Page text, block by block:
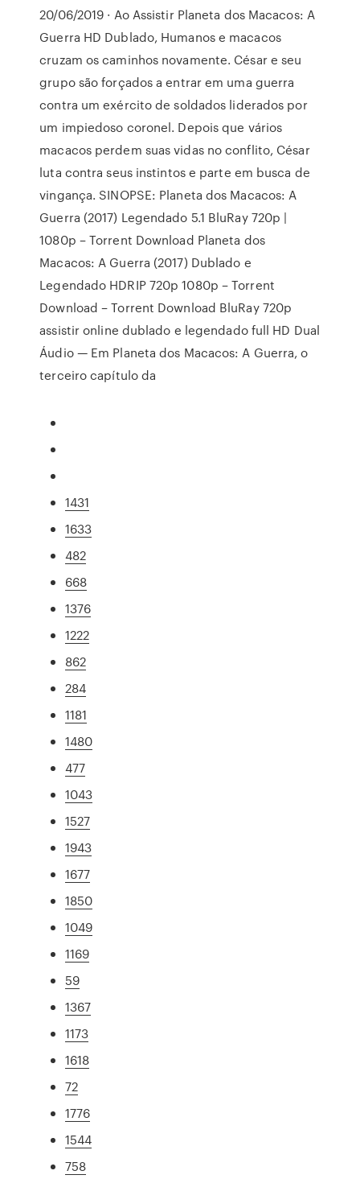
20/06/2019 · Ao Assistir Planeta dos Macacos: A
Guerra HD Dublado, Humanos e macacos
cruzam os caminhos novamente. César e seu
grupo são forçados a entrar em uma guerra
contra um exército de soldados liderados por
um impiedoso coronel. Depois que vários
macacos perdem suas vidas no conflito, César
luta contra seus instintos e parte em busca de
vingança. SINOPSE: Planeta dos Macacos: A
Guerra (2017) Legendado 5.1 BluRay 720p |
1080p – Torrent Download Planeta dos
Macacos: A Guerra (2017) Dublado e
Legendado HDRIP 720p 1080p – Torrent
Download – Torrent Download BluRay 720p
assistir online dublado e legendado full HD Dual
Áudio — Em Planeta dos Macacos: A Guerra, o
terceiro capítulo da
1431
1633
482
668
1376
1222
862
284
1181
1480
477
1043
1527
1943
1677
1850
1049
1169
59
1367
1173
1618
72
1776
1544
758